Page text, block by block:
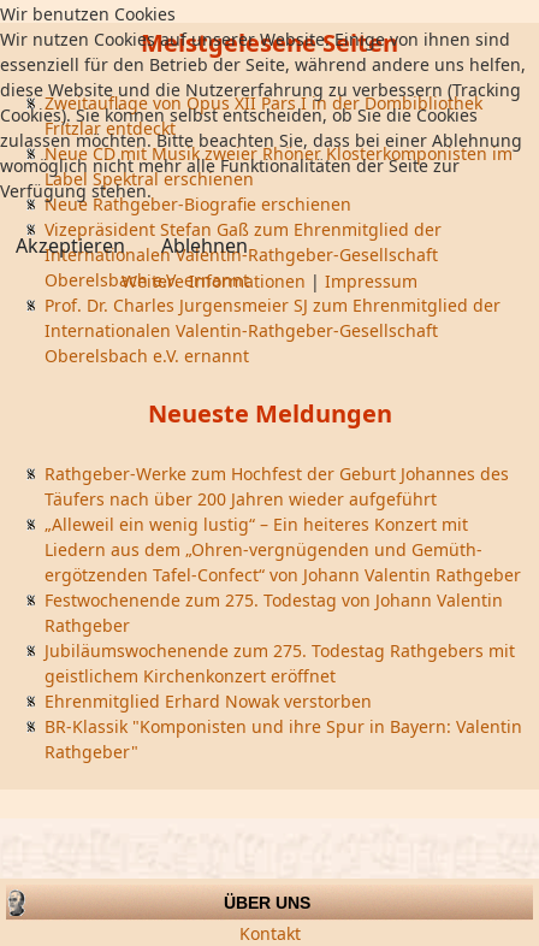
Meistgelesene Seiten
Zweitauflage von Opus XII Pars I in der Dombibliothek
Fritzlar entdeckt
Neue CD mit Musik zweier Rhöner Klosterkomponisten im
Label Spektral erschienen
Neue Rathgeber-Biografie erschienen
Vizepräsident Stefan Gaß zum Ehrenmitglied der
Internationalen Valentin-Rathgeber-Gesellschaft
Oberelsbach e.V. ernannt
Prof. Dr. Charles Jurgensmeier SJ zum Ehrenmitglied der
Internationalen Valentin-Rathgeber-Gesellschaft
Oberelsbach e.V. ernannt
Neueste Meldungen
Rathgeber-Werke zum Hochfest der Geburt Johannes des
Täufers nach über 200 Jahren wieder aufgeführt
„Alleweil ein wenig lustig“ – Ein heiteres Konzert mit
Liedern aus dem „Ohren-vergnügenden und Gemüth-
ergötzenden Tafel-Confect“ von Johann Valentin Rathgeber
Festwochenende zum 275. Todestag von Johann Valentin
Rathgeber
Jubiläumswochenende zum 275. Todestag Rathgebers mit
geistlichem Kirchenkonzert eröffnet
Ehrenmitglied Erhard Nowak verstorben
BR-Klassik "Komponisten und ihre Spur in Bayern: Valentin
Rathgeber"
ÜBER UNS
Kontakt
Wir benutzen Cookies
Wir nutzen Cookies auf unserer Website. Einige von ihnen sind
essenziell für den Betrieb der Seite, während andere uns helfen,
diese Website und die Nutzererfahrung zu verbessern (Tracking
Cookies). Sie können selbst entscheiden, ob Sie die Cookies
zulassen möchten. Bitte beachten Sie, dass bei einer Ablehnung
womöglich nicht mehr alle Funktionalitäten der Seite zur
Verfügung stehen.
Akzeptieren Ablehnen
Weitere Informationen | Impressum